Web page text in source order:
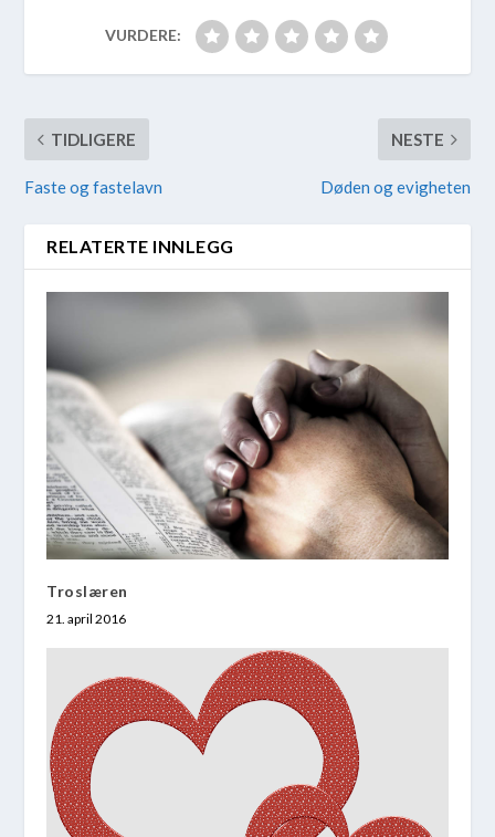
VURDERE:
TIDLIGERE
Faste og fastelavn
NESTE
Døden og evigheten
RELATERTE INNLEGG
Troslæren
21. april 2016